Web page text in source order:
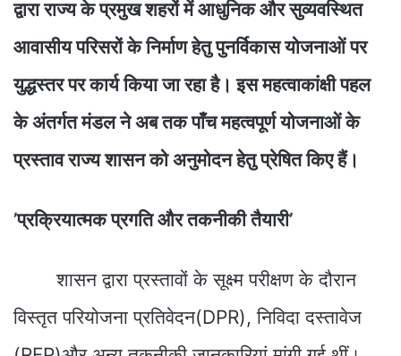
द्वारा राज्य के प्रमुख शहरों में आधुनिक और सुव्यवस्थित
आवासीय परिसरों के निर्माण हेतु पुनर्विकास योजनाओं पर
युद्धस्तर पर कार्य किया जा रहा है। इस महत्वाकांक्षी पहल
के अंतर्गत मंडल ने अब तक पाँच महत्वपूर्ण योजनाओं के
प्रस्ताव राज्य शासन को अनुमोदन हेतु प्रेषित किए हैं।
’प्रक्रियात्मक प्रगति और तकनीकी तैयारी’
शासन द्वारा प्रस्तावों के सूक्ष्म परीक्षण के दौरान
विस्तृत परियोजना प्रतिवेदन(DPR), निविदा दस्तावेज